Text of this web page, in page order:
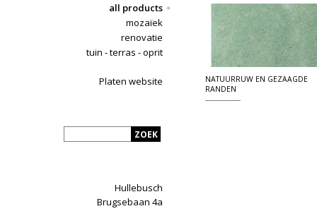
all products
mozaïek
renovatie
tuin - terras - oprit
Platen website
Hullebusch
Brugsebaan 4a
NATUURRUW EN GEZAAGDE
RANDEN